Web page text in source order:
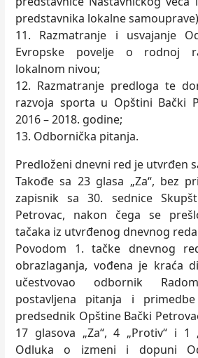
predstavnika lokalne
11. Razmatranje i usvajanje
Evropske povelje o rodnoj
lokalnom nivou;
12. Razmatranje predloga te
razvoja sporta u Opštini Bački
2016 – 2018. godine;
13. Odbornička pitanja.
Predloženi dnevni red je utvrđen
Takođe sa 23 glasa „Za“, bez
zapisnik sa 30. sednice
Petrovac, nakon čega se
tačaka iz utvrđenog dnevnog
Povodom 1. tačke dnevnog
obrazlaganja, vođena je kraća
učestvovao odbornik
postavljena pitanja i
predsednik Opštine Bački
17 glasova „Za“, 4 „Protiv“ i 1
Odluka o izmeni i dopuni